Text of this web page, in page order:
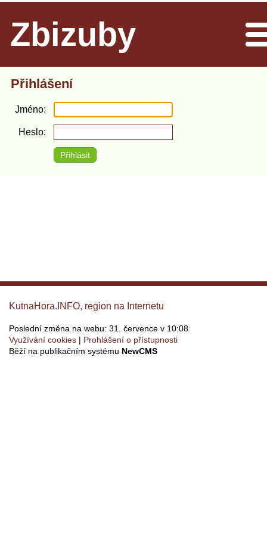
Zbizuby
Přihlášení
Jméno
Heslo
KutnaHora.INFO, region na Internetu
Poslední změna na webu: 31. července v 10:08
Využívání cookies
Prohlášení o přístupnosti
Běží na publikačním systému NewCMS